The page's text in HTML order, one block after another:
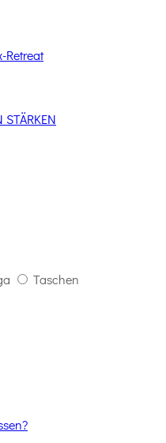
Retreat
STÄRKEN
Taschen